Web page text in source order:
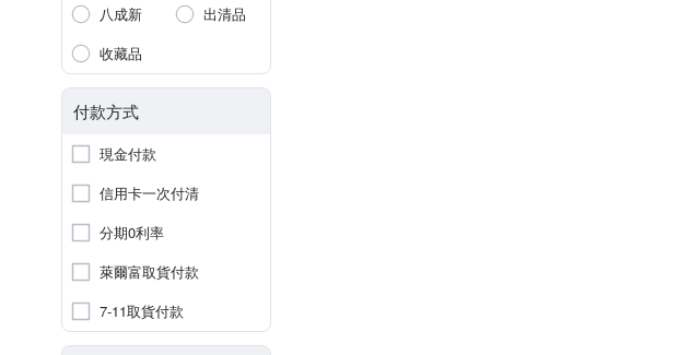
八成新
出清品
收藏品
付款方式
現金付款
信用卡一次付清
分期0利率
萊爾富取貨付款
7-11取貨付款